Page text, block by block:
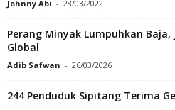
Johnny Abi - 28/03/2022
Perang Minyak Lumpuhkan Baja,
Global
Adib Safwan - 26/03/2026
244 Penduduk Sipitang Terima